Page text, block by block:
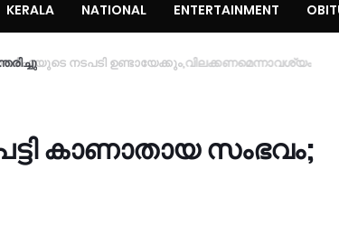
KERALA NATIONAL ENTERTAINMENT
നടപടി ഉണ്ടായേക്കും,വിലക്കണമെന്നാവശ്യം
കാണാതായ സംഭവം;